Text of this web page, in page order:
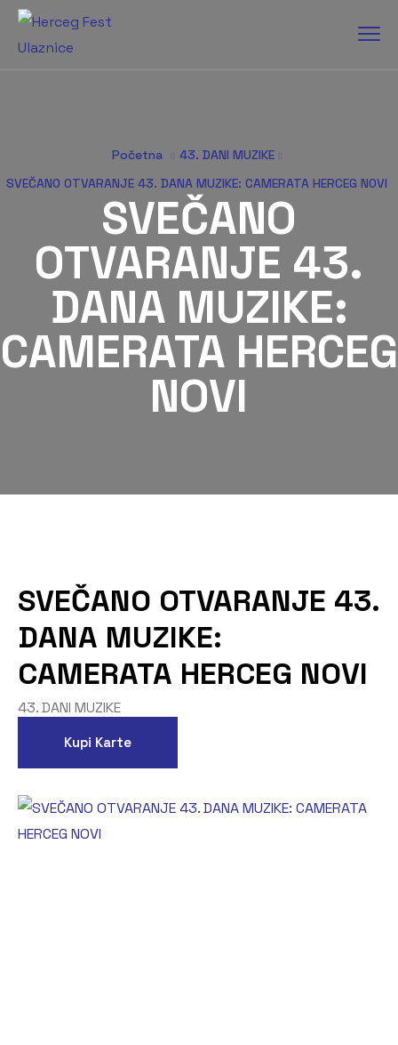
Početna
43. DANI MUZIKE
SVEČANO OTVARANJE 43. DANA MUZIKE: CAMERATA HERCEG NOVI
SVEČANO
OTVARANJE 43.
DANA MUZIKE:
CAMERATA HERCEG
NOVI
SVEČANO OTVARANJE 43.
DANA MUZIKE:
CAMERATA HERCEG NOVI
43. DANI MUZIKE
Kupi Karte